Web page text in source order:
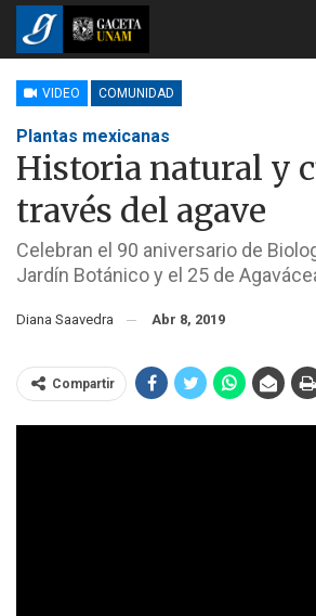
VIDEO COMUNIDAD
Plantas mexicanas
Historia natural y
través del agave
Celebran el 90 aniversario de
Jardín Botánico y el 25 de
Diana Saavedra Abr 8, 2019
Compartir